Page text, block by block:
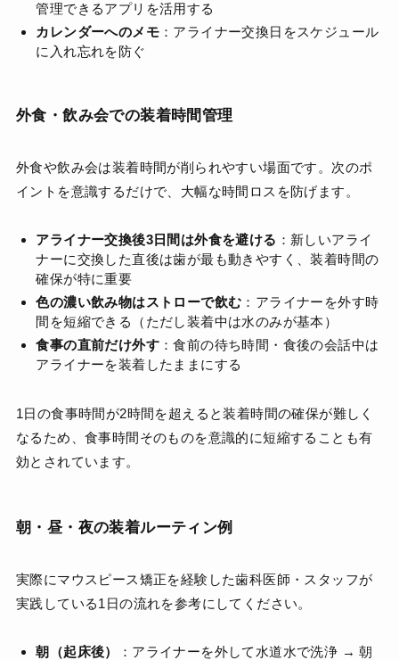
管理できるアプリを活用する
カレンダーへのメモ ：アライナー交換日をスケジュール
に入れ忘れを防ぐ
外食・飲み会での装着時間管理
外食や飲み会は装着時間が削られやすい場面です。次のポ
イントを意識するだけで、大幅な時間ロスを防げます。
アライナー交換後3日間は外食を避ける ：新しいアライ
ナーに交換した直後は歯が最も動きやすく、装着時間の
確保が特に重要
色の濃い飲み物はストローで飲む ：アライナーを外す時
間を短縮できる（ただし装着中は水のみが基本）
食事の直前だけ外す ：食前の待ち時間・食後の会話中は
アライナーを装着したままにする
1日の食事時間が2時間を超えると装着時間の確保が難しく
なるため、食事時間そのものを意識的に短縮することも有
効とされています。
朝・昼・夜の装着ルーティン例
実際にマウスピース矯正を経験した歯科医師・スタッフが
実践している1日の流れを参考にしてください。
朝（起床後） ：アライナーを外して水道水で洗浄 → 朝